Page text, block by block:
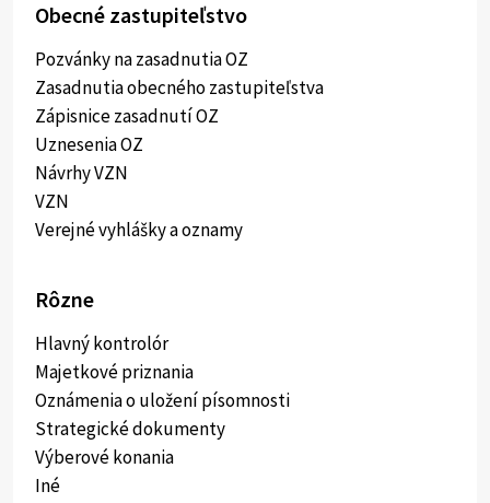
Obecné zastupiteľstvo
Pozvánky na zasadnutia OZ
Zasadnutia obecného zastupiteľstva
Zápisnice zasadnutí OZ
Uznesenia OZ
Návrhy VZN
VZN
Verejné vyhlášky a oznamy
Rôzne
Hlavný kontrolór
Majetkové priznania
Oznámenia o uložení písomnosti
Strategické dokumenty
Výberové konania
Iné